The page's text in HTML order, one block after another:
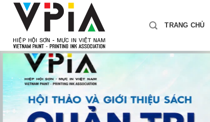
Skip
content
TRANG CHỦ